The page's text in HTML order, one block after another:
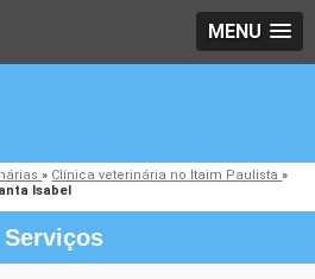
MENU
» Clínica veterinária no Itaim Paulista»
Isabel
Serviços